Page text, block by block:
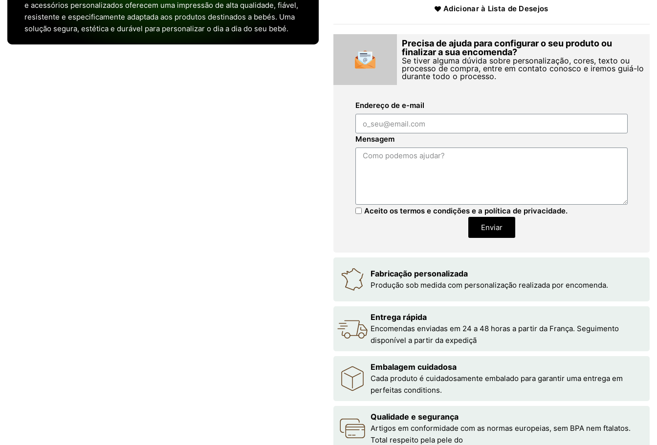
e acessórios personalizados oferecem uma impressão de alta qualidade, fiável,
resistente e especificamente adaptada aos produtos destinados a bebés. Uma
solução segura, estética e durável para personalizar o dia a dia do seu bebé.
Adicionar à Lista de Desejos
Precisa de ajuda para configurar o seu produto ou
finalizar a sua encomenda?
Se tiver alguma dúvida sobre personalização, cores, texto ou
processo de compra, entre em contato conosco e iremos guiá-lo
durante todo o processo.
Endereço de e-mail
Mensagem
Aceito os termos e condições e a política de privacidade.
Enviar
Fabricação personalizada
Produção sob medida com personalização realizada por encomenda.
Entrega rápida
Encomendas enviadas em 24 a 48 horas a partir da França. Seguimento
disponível a partir da expediçã
Embalagem cuidadosa
Cada produto é cuidadosamente embalado para garantir uma entrega em
perfeitas conditions.
Qualidade e segurança
Artigos em conformidade com as normas europeias, sem BPA nem ftalatos.
Total respeito pela pele do